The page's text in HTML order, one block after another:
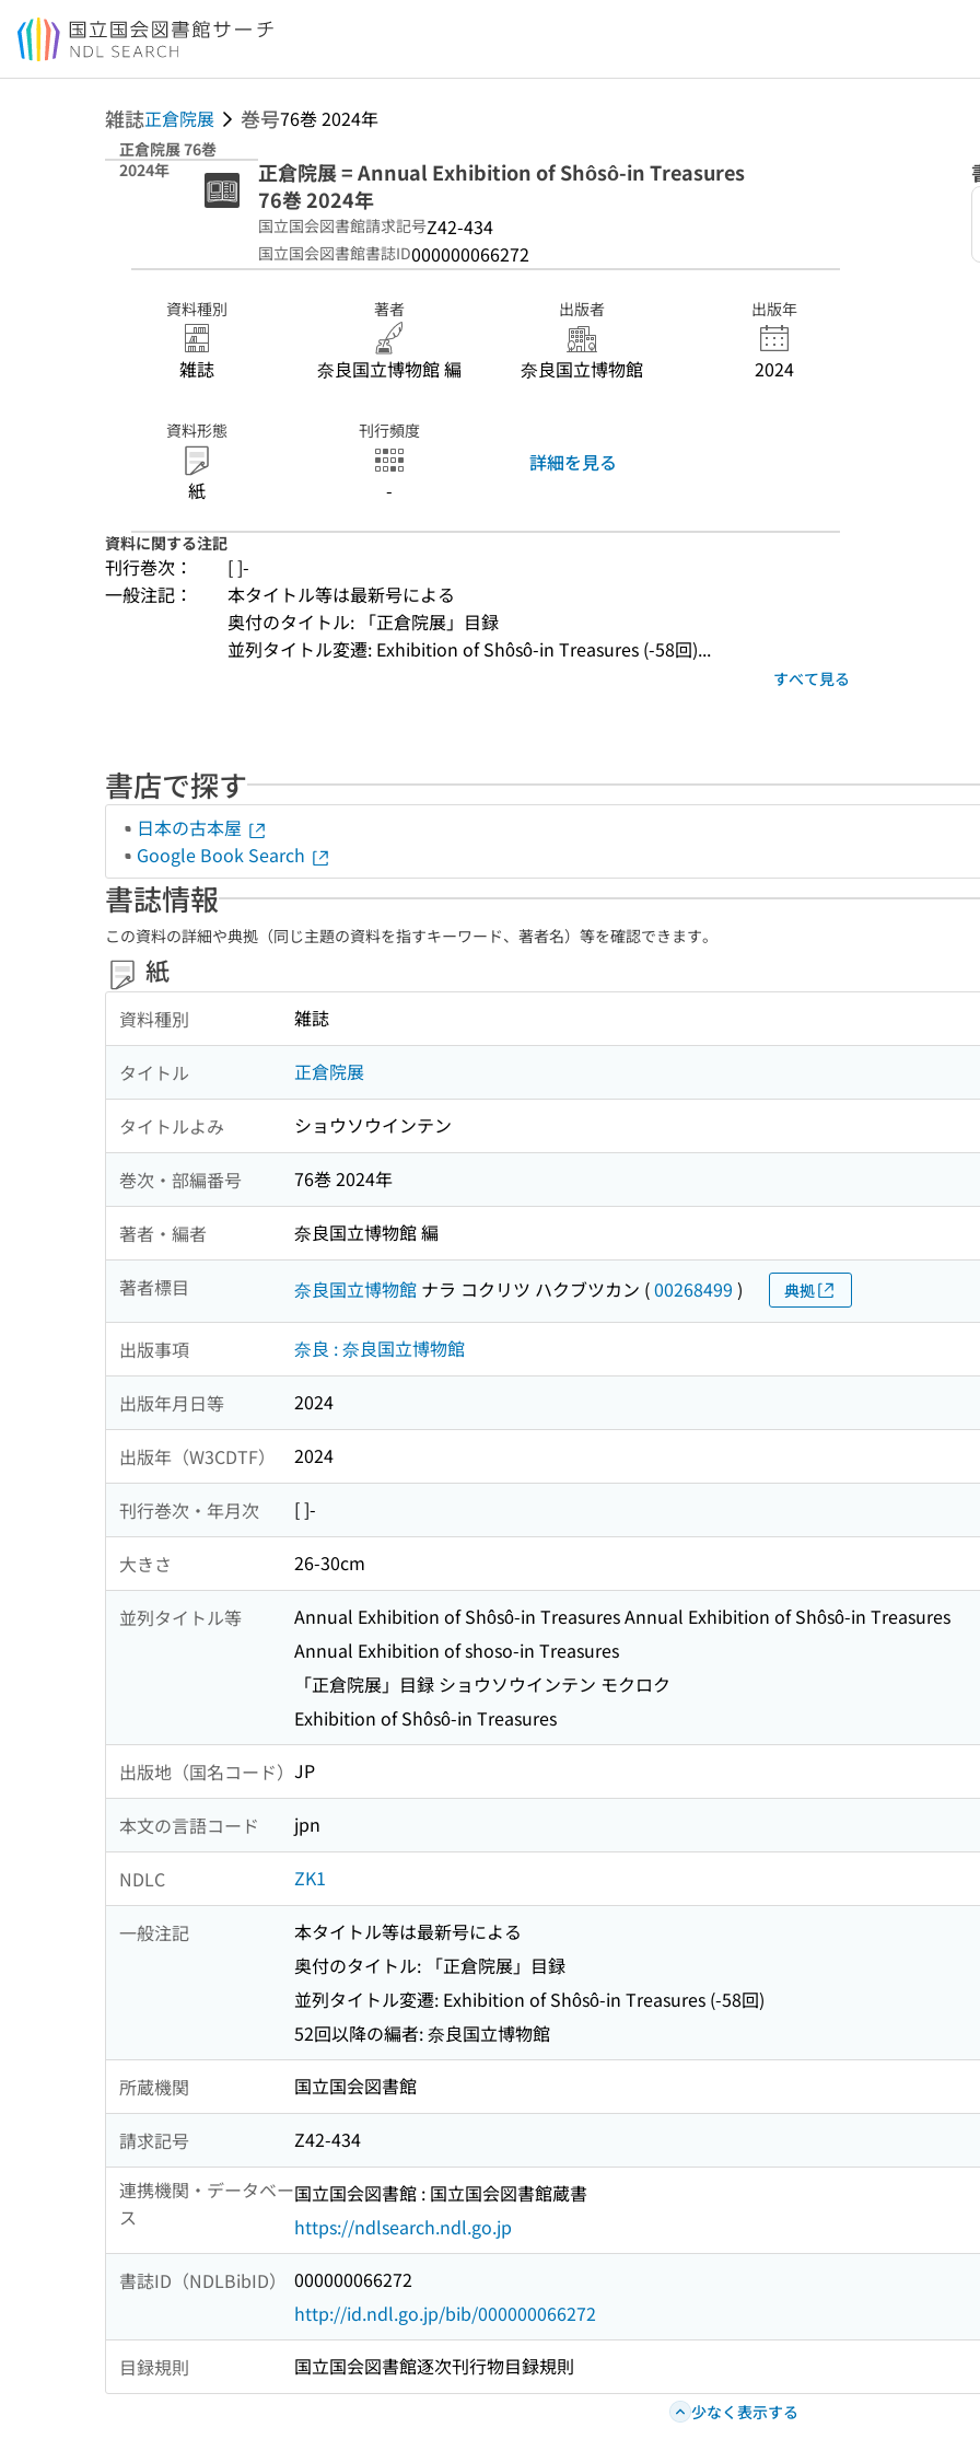
本文へ移動
雑誌正倉院展 巻号76巻 2024年
正倉院展 76巻
2024年
正倉院展 = Annual Exhibition of Shôsô-in Treasures
76巻 2024年
国立国会図書館請求記号Z42-434
国立国会図書館書誌ID000000066272
資料種別
雑誌
著者
奈良国立博物館 編
出版者
奈良国立博物館
出版年
2024
資料形態
紙
刊行頻度
-
詳細を見る
資料に関する注記
刊行巻次：
[ ]-
一般注記：
本タイトル等は最新号による
奥付のタイトル: 「正倉院展」目録
並列タイトル変遷: Exhibition of Shôsô-in Treasures (-58回)...
すべて見る
書店で探す
日本の古本屋
Google Book Search
書誌情報
この資料の詳細や典拠（同じ主題の資料を指すキーワード、著者名）等を確認できます。
紙
資料種別 雑誌
タイトル 正倉院展
タイトルよみ ショウソウインテン
巻次・部編番号 76巻 2024年
著者・編者 奈良国立博物館 編
著者標目 奈良国立博物館 ナラ コクリツ ハクブツカン (00268499 ) 典拠
出版事項 奈良 : 奈良国立博物館
出版年月日等 2024
出版年（W3CDTF） 2024
刊行巻次・年月次 [ ]-
大きさ 26-30cm
並列タイトル等
Annual Exhibition of Shôsô-in Treasures Annual Exhibition of Shôsô-in Treasures
Annual Exhibition of shoso-in Treasures
「正倉院展」目録 ショウソウインテン モクロク
Exhibition of Shôsô-in Treasures
出版地（国名コード） JP
本文の言語コード jpn
NDLC ZK1
一般注記
本タイトル等は最新号による
奥付のタイトル: 「正倉院展」目録
並列タイトル変遷: Exhibition of Shôsô-in Treasures (-58回)
52回以降の編者: 奈良国立博物館
所蔵機関 国立国会図書館
請求記号
Z42-434
連携機関・データベー
ス
国立国会図書館 : 国立国会図書館蔵書
https://ndlsearch.ndl.go.jp
書誌ID（NDLBibID）
000000066272
http://id.ndl.go.jp/bib/000000066272
目録規則 国立国会図書館逐次刊行物目録規則
少なく表示する